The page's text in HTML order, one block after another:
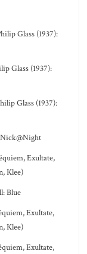
Glass (1937):
Glass (1937):
Glass (1937):
Exultate,
Klee)
Blue
Exultate,
Klee)
Exultate,